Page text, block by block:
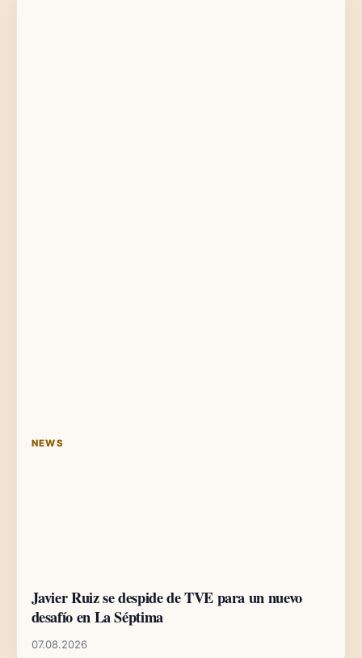
NEWS
Javier Ruiz se despide de TVE para un nuevo
desafío en La Séptima
07.08.2026